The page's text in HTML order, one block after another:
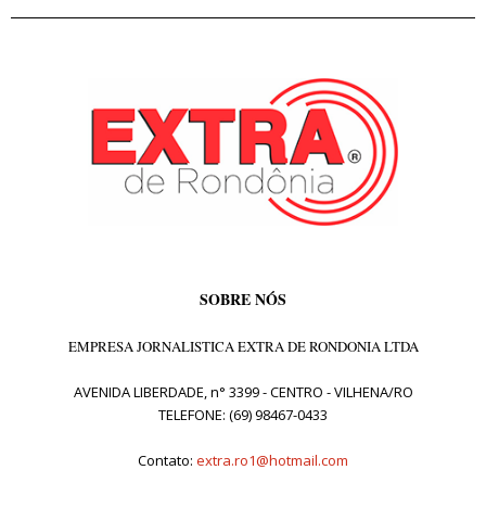
SOBRE NÓS
EMPRESA JORNALISTICA EXTRA DE RONDONIA LTDA
AVENIDA LIBERDADE, n° 3399 - CENTRO - VILHENA/RO
TELEFONE: (69) 98467-0433
Contato: extra.ro1@hotmail.com